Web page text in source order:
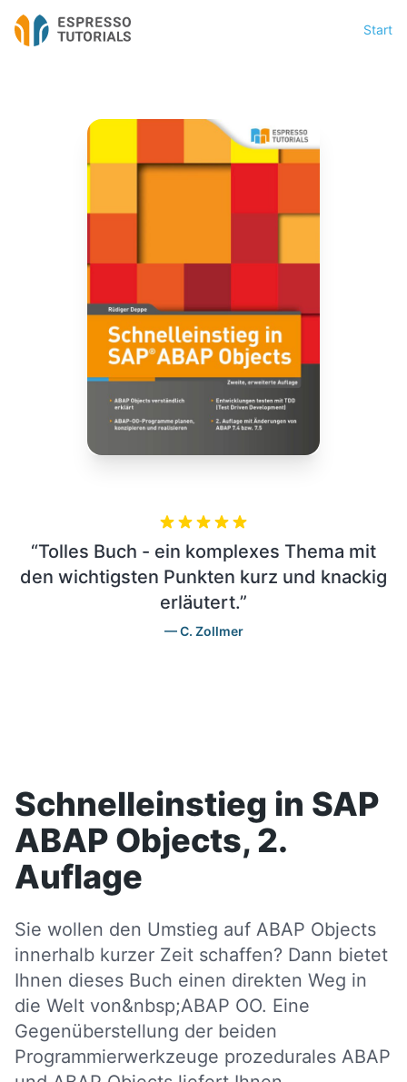
Start
“Tolles Buch - ein komplexes Thema mit
den wichtigsten Punkten kurz und knackig
erläutert.”
C. Zollmer
Schnelleinstieg in SAP
ABAP Objects, 2.
Auflage
Sie wollen den Umstieg auf ABAP Objects
innerhalb kurzer Zeit schaffen? Dann bietet
Ihnen dieses Buch einen direkten Weg in
die Welt von&nbsp;ABAP OO. Eine
Gegenüberstellung der beiden
Programmierwerkzeuge prozedurales ABAP